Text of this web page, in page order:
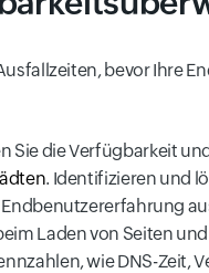
bevor Ihre
Sie die Verfügbarkeit
. Identifizieren und
Laden von Seiten
wie DNS-Zeit,